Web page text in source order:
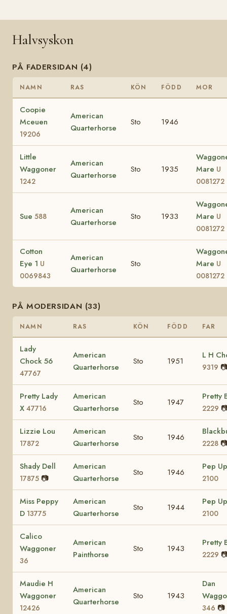
Halvsyskon
PÅ FADERSIDAN (4)
NAMN RAS KÖN FÖDD MOR
Coopie
Mceuen
19206
American
Quarterhorse
Sto 1946
Little
Waggoner
1242
American
Quarterhorse
Sto 1935
Mare U
0081272
Sue 588
American
Quarterhorse
Sto 1933
Mare U
0081272
Cotton
Eye 1 U
0069843
American
Quarterhorse
Sto
Mare U
0081272
PÅ MODERSIDAN (33)
NAMN RAS KÖN FÖDD FAR
Lady
Chock 56
47767
American
Quarterhorse
Sto 1951
L H
9319
Pretty Lady
X 47716
American
Quarterhorse
Sto 1947
Pretty
2229
Lizzie Lou
17872
American
Quarterhorse
Sto 1946
2228
Shady Dell
17875 📷
American
Quarterhorse
Sto 1946
Pep Up
2100
Miss Peppy
D 13775
American
Quarterhorse
Sto 1944
Pep Up
2100
Calico
Waggoner
36
American
Painthorse
Sto 1943
Pretty
2229
Maudie H
Waggoner
12426
American
Quarterhorse
Sto 1943
Dan
346 📷